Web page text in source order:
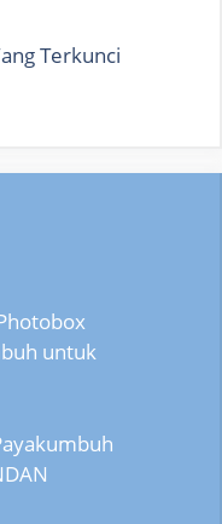
Terkunci
untuk